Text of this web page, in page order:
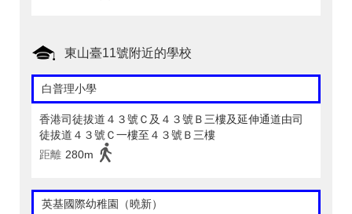
東山臺11號附近的學校
白普理小學
香港司徒拔道４３號Ｃ及４３號Ｂ三樓及延伸通道由司
徒拔道４３號Ｃ一樓至４３號Ｂ三樓
距離 280m
英基國際幼稚園（曉新）